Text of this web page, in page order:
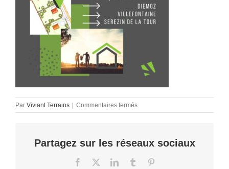
Par Viviant Terrains Commentaires ferméssur
terrain
38
viviant
Partagez sur les réseaux sociaux
Facebook LinkedInTumblr